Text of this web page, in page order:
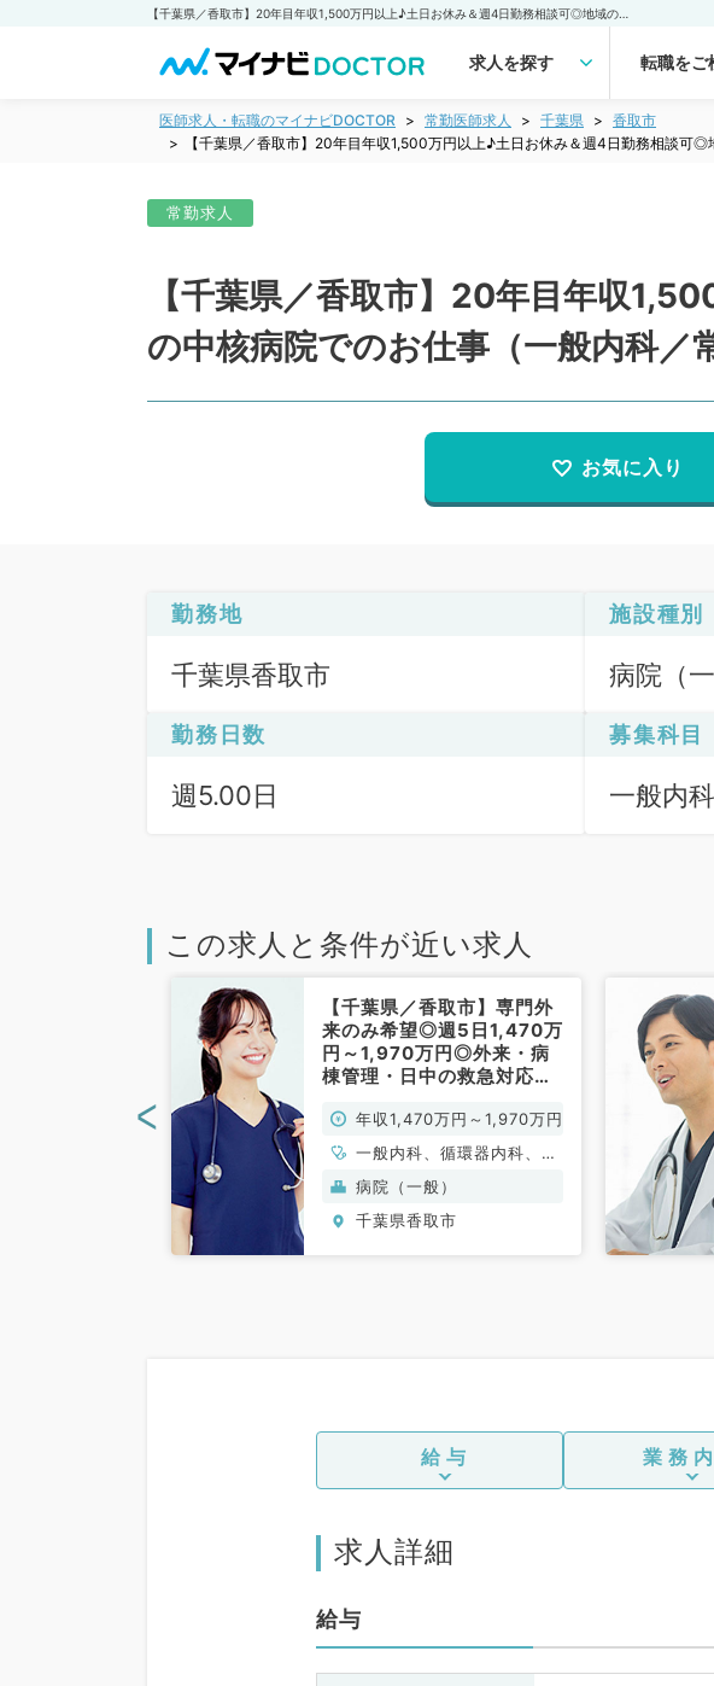
求人を探す 転職をご
医師求人・転職のマイナビDOCTOR 常勤医師求人 千葉県
香取市
【千葉県／香取市】20年目年収1,500万円以上♪土日お休み＆週4日勤務相談可◎
常勤求人
【千葉県／香取市】20年目年収
の中核病院でのお仕事（一般内科／
お気に入り
勤務地
千葉県香取市
施設種別
病院（一
勤務日数
週5.00日
募集科目
一般内科
この求人と条件が近い求人
【千葉県／香取市】専門外
来のみ希望◎週5日1,470万
円～1,970万円◎外来・病
棟管理・日中の救急対応な
科／常勤）
年収1,470万円～1,970万円
一般内科、循環器内科、呼
吸器内科、消化器内科
病院（一般）
千葉県香取市
<
給与 業務
求人詳細
給与